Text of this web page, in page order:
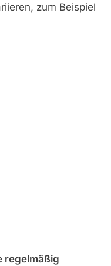
zum Beispiel
regelmäßig